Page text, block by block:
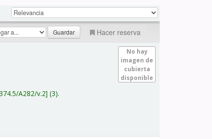
Hacer reserva
No hay
imagen de
cubierta
disponible
A282/v.2 (3).